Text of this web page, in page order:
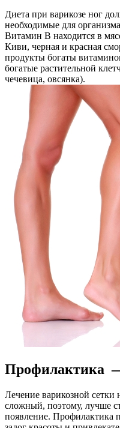
Диета при варикозе ног
необходимые для
Витамин В находится в
Киви, черная и красная
продукты богаты
богатые растительной
чечевица, овсянка).
Профилактика
Лечение варикозной сетки
сложный, поэтому, лучше
появление. Профилактика